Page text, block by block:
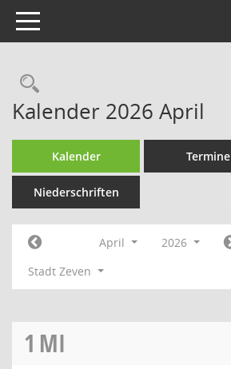
Toggle navigation
Rechercheauswahl
Kalender 2026 April
Kalender Termine
Niederschriften
April 2026
Stadt Zeven
1 MI